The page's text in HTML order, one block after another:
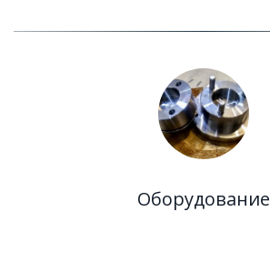
Оборудование